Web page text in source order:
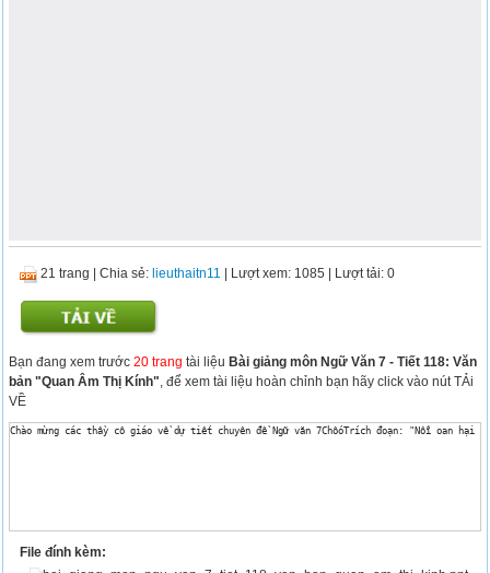
21 trang |Chia sẻ: lieuthaitn11 | Lượt xem: 1085 | Lượt tải: 0
Bạn đang xem trước20 trang tài liệuBài giảng môn Ngữ Văn 7 - Tiết 118: Văn
bản "Quan Âm Thị Kính" , để xem tài liệu hoàn chỉnh bạn hãy click vào nút TẢi
VỀ
File đính kèm: